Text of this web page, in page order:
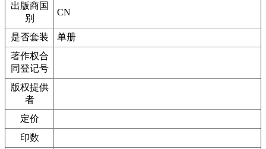
出版商国
别
CN
是否套装
单册
著作权合
同登记号
版权提供
者
定价
印数